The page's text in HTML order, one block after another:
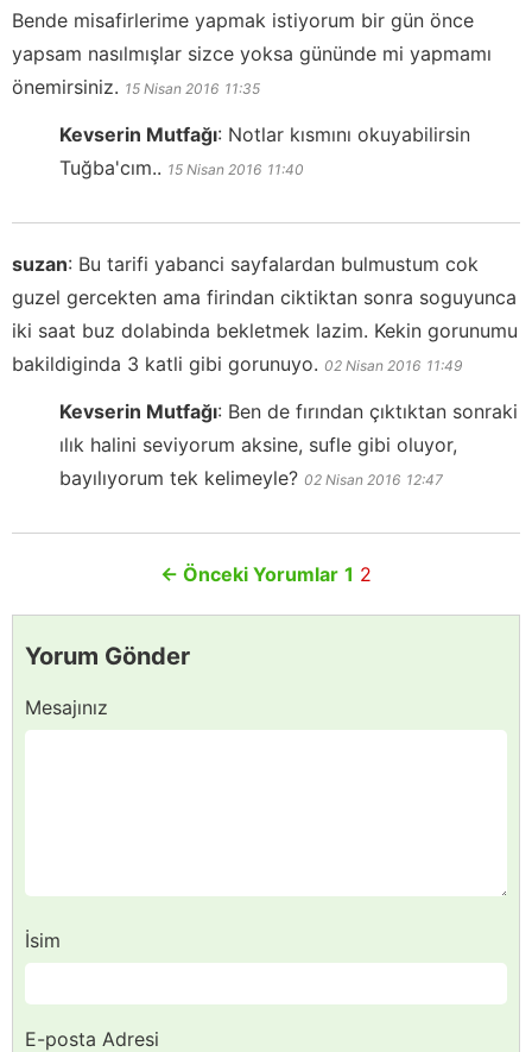
Bende misafirlerime yapmak istiyorum bir gün önce
yapsam nasılmışlar sizce yoksa gününde mi yapmamı
önemirsiniz. 15 Nisan 2016 11:35
Kevserin Mutfağı: Notlar kısmını okuyabilirsin
Tuğba'cım.. 15 Nisan 2016 11:40
suzan: Bu tarifi yabanci sayfalardan bulmustum cok
guzel gercekten ama firindan ciktiktan sonra soguyunca
iki saat buz dolabinda bekletmek lazim. Kekin gorunumu
bakildiginda 3 katli gibi gorunuyo. 02 Nisan 2016 11:49
Kevserin Mutfağı: Ben de fırından çıktıktan sonraki
ılık halini seviyorum aksine, sufle gibi oluyor,
bayılıyorum tek kelimeyle? 02 Nisan 2016 12:47
← Önceki Yorumlar 1 2
Yorum Gönder
Mesajınız
İsim
E-posta Adresi